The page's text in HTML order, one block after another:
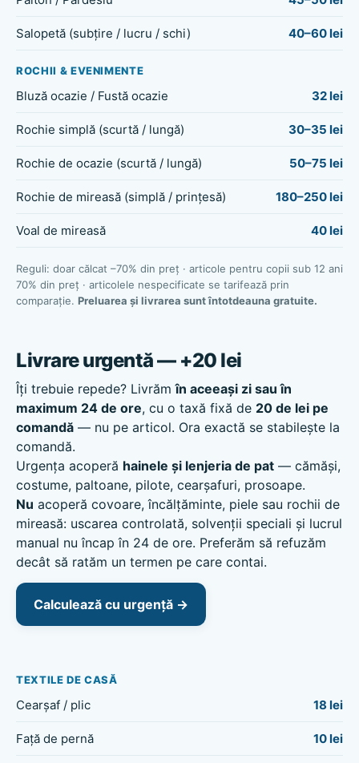
Salopetă (subțire / lucru / schi) 40–60 lei
ROCHII & EVENIMENTE
Bluză ocazie / Fustă ocazie 32 lei
Rochie simplă (scurtă / lungă) 30–35 lei
Rochie de ocazie (scurtă / lungă) 50–75 lei
Rochie de mireasă (simplă / prințesă) 180–250 lei
Voal de mireasă 40 lei
Reguli: doar călcat –70% din preț · articole pentru copii sub 12 ani
70% din preț · articolele nespecificate se tarifează prin
comparație. Preluarea și livrarea sunt întotdeauna gratuite.
Livrare urgentă — +20 lei
Îți trebuie repede? Livrămîn aceeași zi sau în
maximum 24 de ore, cu o taxă fixă de 20 de lei pe
comandă — nu pe articol. Ora exactă se stabilește la
comandă.
Urgența acoperă hainele și lenjeria de pat — cămăși,
costume, paltoane, pilote, cearșafuri, prosoape.
Nu acoperă covoare, încălțăminte, piele sau rochii de
mireasă: uscarea controlată, solvenții speciali și lucrul
manual nu încap în 24 de ore. Preferăm să refuzăm
decât să ratăm un termen pe care contai.
Calculează cu urgență →
TEXTILE DE CASĂ
Cearșaf / plic 18 lei
Față de pernă 10 lei